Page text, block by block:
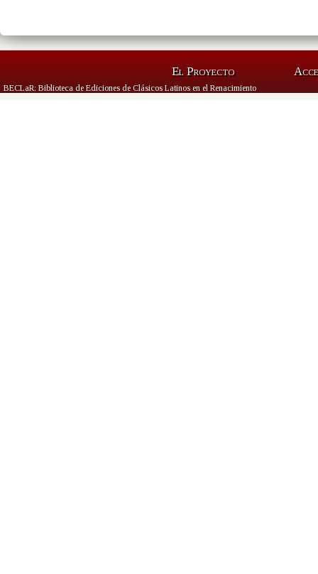
El Proyecto
BECLaR: Biblioteca de Ediciones de Clásicos Latinos en el Renacimiento